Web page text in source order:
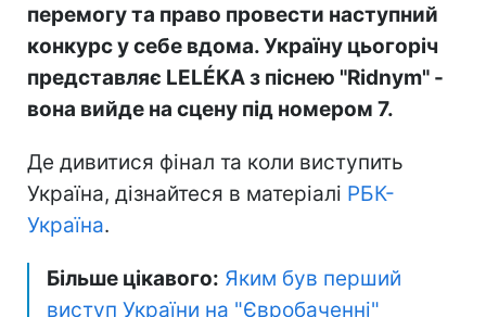
перемогу та право провести наступний
конкурс у себе вдома. Україну цьогоріч
представляє LELÉKA з піснею "Ridnym" -
вона вийде на сцену під номером 7.
Де дивитися фінал та коли виступить
Україна, дізнайтеся в матеріалі РБК-
Україна.
Більше цікавого: Яким був перший
виступ України на "Євробаченні"